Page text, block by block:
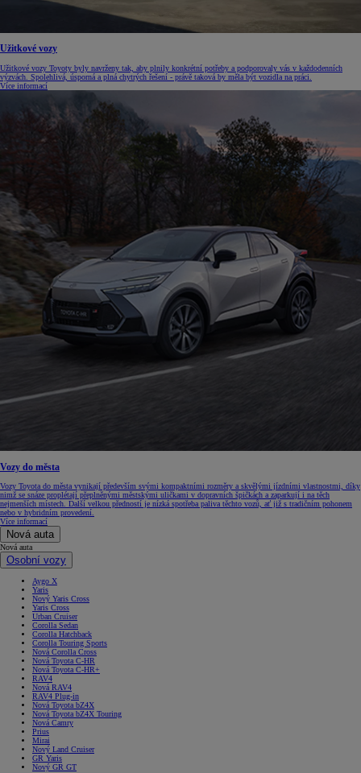
Užitkové vozy
Užitkové vozy Toyoty byly navrženy tak, aby plnily konkrétní potřeby a podporovaly vás v každodenních
výzvách. Spolehlivá, úsporná a plná chytrých řešení - právě taková by měla být vozidla na práci.
Více informací
Vozy do města
Vozy Toyota do města vynikají především svými kompaktními rozměry a skvělými jízdními vlastnostmi, díky
nimž se snáze proplétají přeplněnými městskými uličkami v dopravních špičkách a zaparkují i na těch
nejmenších místech. Další velkou předností je nízká spotřeba paliva těchto vozů, ať již s tradičním pohonem
nebo v hybridním provedení.
Více informací
Nová auta
Nová auta
Osobní vozy
Aygo X
Yaris
Nový Yaris Cross
Yaris Cross
Urban Cruiser
Corolla Sedan
Corolla Hatchback
Corolla Touring Sports
Nová Corolla Cross
Nová Toyota C-HR
Nová Toyota C-HR+
RAV4
Nová RAV4
RAV4 Plug-in
Nová Toyota bZ4X
Nová Toyota bZ4X Touring
Nová Camry
Prius
Mirai
Nový Land Cruiser
GR Yaris
Nový GR GT